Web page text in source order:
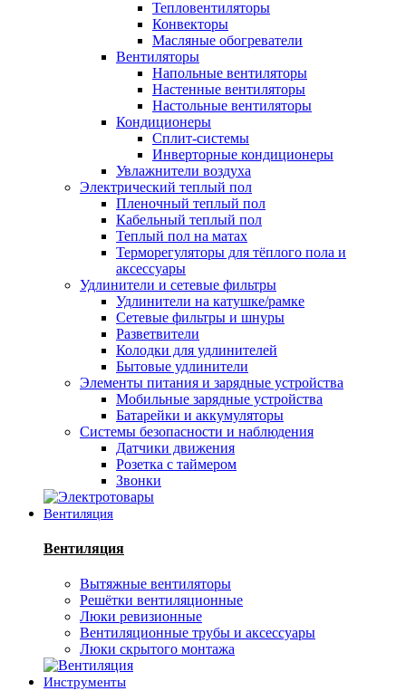
Тепловентиляторы
Конвекторы
Масляные обогреватели
Вентиляторы
Напольные вентиляторы
Настенные вентиляторы
Настольные вентиляторы
Кондиционеры
Сплит-системы
Инверторные кондиционеры
Увлажнители воздуха
Электрический теплый пол
Пленочный теплый пол
Кабельный теплый пол
Теплый пол на матах
Терморегуляторы для тёплого пола и
аксессуары
Удлинители и сетевые фильтры
Удлинители на катушке/рамке
Сетевые фильтры и шнуры
Разветвители
Колодки для удлинителей
Бытовые удлинители
Элементы питания и зарядные устройства
Мобильные зарядные устройства
Батарейки и аккумуляторы
Системы безопасности и наблюдения
Датчики движения
Розетка с таймером
Звонки
Вентиляция
Вентиляция
Вытяжные вентиляторы
Решётки вентиляционные
Люки ревизионные
Вентиляционные трубы и аксессуары
Люки скрытого монтажа
Инструменты